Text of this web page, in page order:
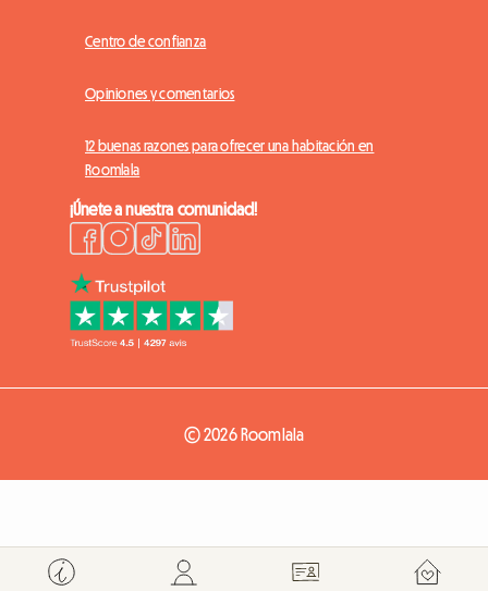
Centro de confianza
Opiniones y comentarios
12 buenas razones para ofrecer una habitación en
Roomlala
¡Únete a nuestra comunidad!
© 2026 Roomlala